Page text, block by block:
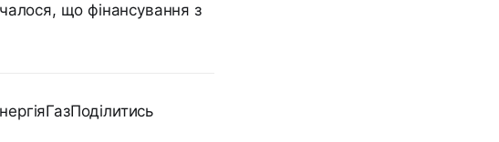
що фінансування з